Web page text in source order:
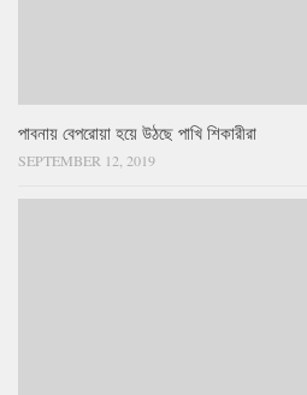
পাবনায় বেপরোয়া হয়ে উঠছে পাখি শিকারীরা
SEPTEMBER 12, 2019